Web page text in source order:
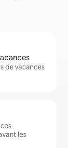
de vacances
les